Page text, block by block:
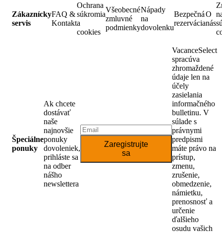
Zákaznícky
servis
FAQ &
Kontakt
Ochrana
súkromia
a
cookies
Všeobecné
zmluvné
podmienky
Nápady
na
dovolenku
Bezpečná
rezervácia
O
nás
Špeciálne
ponuky
Ak chcete
dostávať
naše
najnovšie
ponuky
dovoleniek,
prihláste sa
na odber
nášho
newslettera
Zaregistrujte
sa
VacanceSelect
spracúva
zhromaždené
údaje len na
účely
zasielania
informačného
bulletinu. V
súlade s
právnymi
predpismi
máte právo na
prístup,
zmenu,
zrušenie,
obmedzenie,
námietku,
prenosnosť a
určenie
ďalšieho
osudu vašich